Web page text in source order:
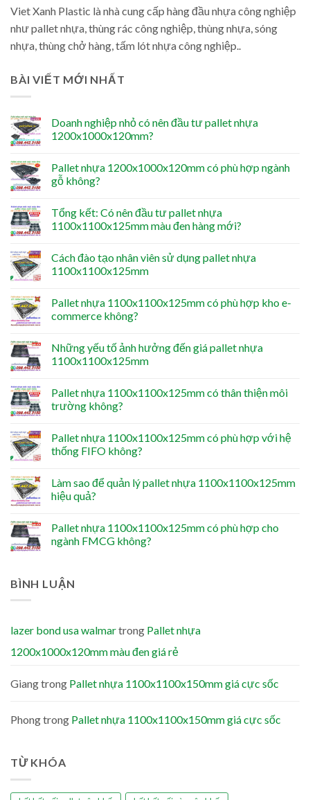
Viet Xanh Plastic là nhà cung cấp hàng đầu nhựa công nghiệp
như pallet nhựa, thùng rác công nghiệp, thùng nhựa, sóng
nhựa, thùng chở hàng, tấm lót nhựa công nghiệp..
BÀI VIẾT MỚI NHẤT
Doanh nghiệp nhỏ có nên đầu tư pallet nhựa
1200x1000x120mm?
Pallet nhựa 1200x1000x120mm có phù hợp ngành
gỗ không?
Tổng kết: Có nên đầu tư pallet nhựa
1100x1100x125mm màu đen hàng mới?
Cách đào tạo nhân viên sử dụng pallet nhựa
1100x1100x125mm
Pallet nhựa 1100x1100x125mm có phù hợp kho e-
commerce không?
Những yếu tố ảnh hưởng đến giá pallet nhựa
1100x1100x125mm
Pallet nhựa 1100x1100x125mm có thân thiện môi
trường không?
Pallet nhựa 1100x1100x125mm có phù hợp với hệ
thống FIFO không?
Làm sao để quản lý pallet nhựa 1100x1100x125mm
hiệu quả?
Pallet nhựa 1100x1100x125mm có phù hợp cho
ngành FMCG không?
BÌNH LUẬN
lazer bond usa walmartrong Pallet nhựa
1200x1000x120mm màu đen giá rẻ
Giangtrong Pallet nhựa 1100x1100x150mm giá cực sốc
Phongtrong Pallet nhựa 1100x1100x150mm giá cực sốc
TỪ KHÓA